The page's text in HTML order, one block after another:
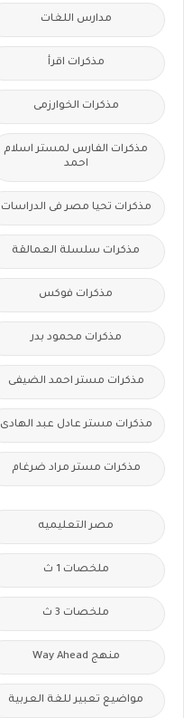
مدارس اللغات
مذكرات اقرأ
مذكرات الخوارزمى
مذكرات الفارس لمستر اسلام
احمد
مذكرات تحيا مصر فى الدراسات
مذكرات سلسلة العمالقة
مذكرات فوكس
مذكرات محمود بدر
مذكرات مستر احمد الضيفى
مذكرات مستر عادل عبد الهادى
مذكرات مستر مراد ضرغام
مصر التعليميه
ملخصات 1 ث
ملخصات 3 ث
منهج Way Ahead
مواضيع تعبير للغة العربية